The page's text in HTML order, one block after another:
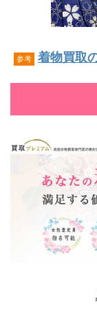
参考 着物買取